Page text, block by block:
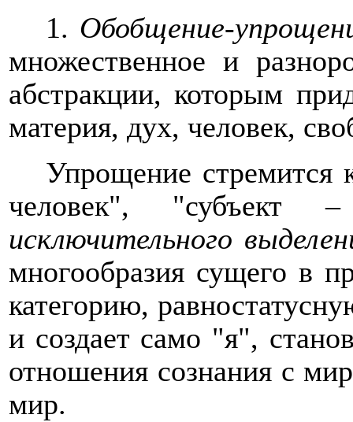
1. Обобщение-
множественное и
абстракции, которым
материя, дух, человек,
Упрощение стремится
человек",
исключительного
многообразия сущего в
категорию,
и создает само "я",
отношения сознания с
мир.